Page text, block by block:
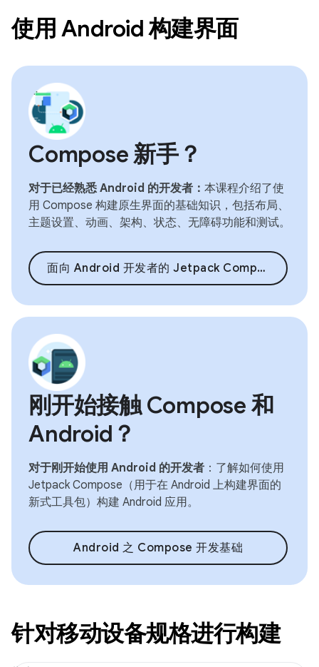
使用 Android 构建界面
Compose 新手？
对于已经熟悉 Android 的开发者： 本课程介绍了使
用 Compose 构建原生界面的基础知识，包括布局、
主题设置、动画、架构、状态、无障碍功能和测试。
面向 Android 开发者的 Jetpack Compose
刚开始接触 Compose 和
Android？
对于刚开始使用 Android 的开发者 ：了解如何使用
Jetpack Compose（用于在 Android 上构建界面的
新式工具包）构建 Android 应用。
Android 之 Compose 开发基础
针对移动设备规格进行构建